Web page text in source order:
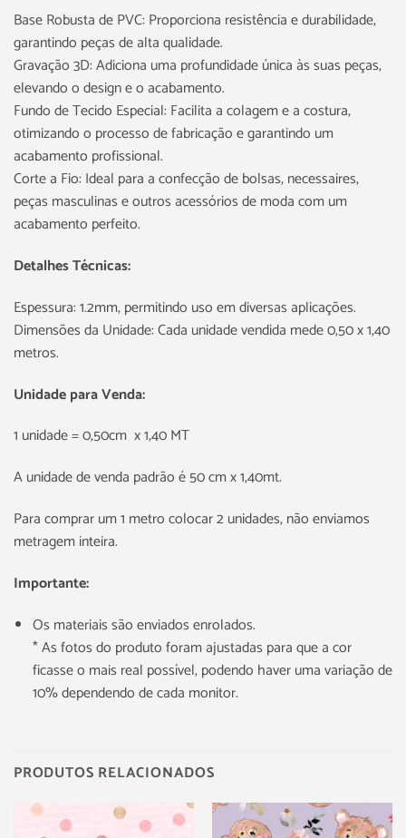
Base Robusta de PVC: Proporciona resistência e durabilidade,
garantindo peças de alta qualidade.
Gravação 3D: Adiciona uma profundidade única às suas peças,
elevando o design e o acabamento.
Fundo de Tecido Especial: Facilita a colagem e a costura,
otimizando o processo de fabricação e garantindo um
acabamento profissional.
Corte a Fio: Ideal para a confecção de bolsas, necessaires,
peças masculinas e outros acessórios de moda com um
acabamento perfeito.
Detalhes Técnicas:
Espessura: 1.2mm, permitindo uso em diversas aplicações.
Dimensões da Unidade: Cada unidade vendida mede 0,50 x 1,40
metros.
Unidade para Venda:
1 unidade = 0,50cm x 1,40 MT
A unidade de venda padrão é 50 cm x 1,40mt.
Para comprar um 1 metro colocar 2 unidades, não enviamos
metragem inteira.
Importante:
Os materiais são enviados enrolados.
* As fotos do produto foram ajustadas para que a cor
ficasse o mais real possível, podendo haver uma variação de
10% dependendo de cada monitor.
PRODUTOS RELACIONADOS